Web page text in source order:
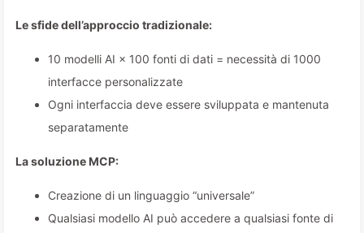
Le sfide dell’approccio tradizionale:
10 modelli AI × 100 fonti di dati = necessità di 1000
interfacce personalizzate
Ogni interfaccia deve essere sviluppata e mantenuta
separatamente
La soluzione MCP:
Creazione di un linguaggio “universale”
Qualsiasi modello AI può accedere a qualsiasi fonte di